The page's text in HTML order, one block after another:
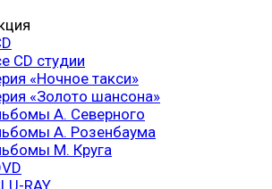
CD студии
«Ночное такси»
«Золото шансона»
А. Северного
А. Розенбаума
М. Круга